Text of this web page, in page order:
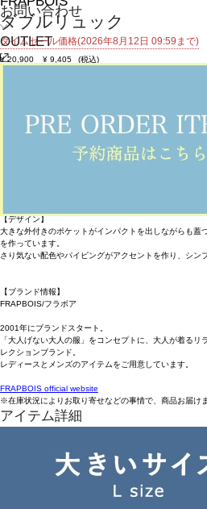
お問い合わせ
OUTLET
ダブルリュック
タイムセール価格(2026年8月12日 09:59まで)
¥ 20,900 ¥ 9,405
(税込)
返品について
カラー・サイズを選択する
【デザイン】
大きな外付きのポケットがインパクトを出しながらも蓋
を作っています。
さり気ない配色やパイピングがアクセントを作り、シン
【ブランド情報】
FRAPBOIS/フラボア
2001年にブランドスタート。
「大人げない大人の服」をコンセプトに、大人が着る
レクションブランド。
レディースとメンズのアイテムをご用意しています。
FRAPBOIS official website
※在庫状況によりお取り寄せなどの事情で、商品お届け
アイテム詳細